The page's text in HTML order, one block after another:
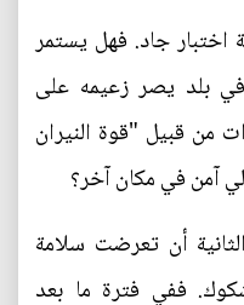
اختبار جاد. فهل يستمر
بلد يصر زعيمه على
من قبيل "قوة النيران
آمن في مكان آخر؟
أن تعرضت سلامة
ففي فترة ما بعد